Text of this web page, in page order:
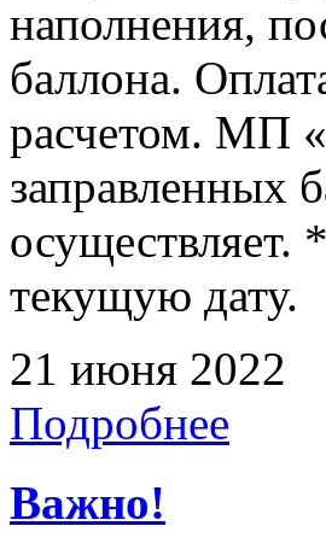
наполнения,
баллона.
расчетом. МП
заправленных
осуществляет.
текущую дату.
21 июня 2022
Подробнее
Важно!